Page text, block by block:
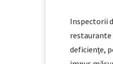
Inspectorii
restaurante
deficienţe,